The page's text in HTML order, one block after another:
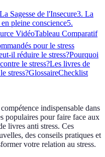
Sagesse de l'Insecure3. La
pleine conscience5.
VidéoTableau Comparatif
pour le stress
il réduire le stress?Pourquoi
le stress?Les livres de
stress?GlossaireChecklist
indispensable dans
populaires pour faire face aux
livres anti stress. Ces
des conseils pratiques et
votre relation au stress.